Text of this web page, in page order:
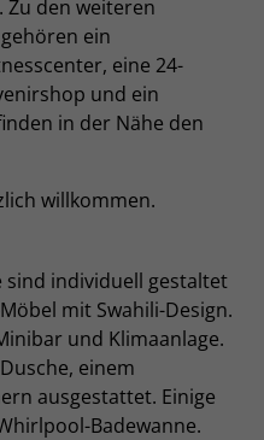
Zu den weiteren
ein
eine 24-
und ein
in der Nähe den
willkommen.
individuell gestaltet
mit Swahili-Design.
und Klimaanlage.
einem
ausgestattet. Einige
Badewanne.